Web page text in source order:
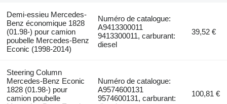
Demi-essieu Mercedes-
Benz économique 1828
(01.98-) pour camion
poubelle Mercedes-Benz
Econic (1998-2014)
Numéro de catalogue:
A9413300011
9413300011, carburant:
diesel
39,52 €
Steering Column
Mercedes-Benz Econic
1828 (01.98-) pour
camion poubelle
Numéro de catalogue:
A9574600131
9574600131, carburant:
100,81 €